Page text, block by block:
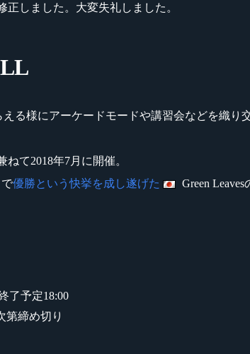
しました。大変失礼しました。
る様にアーケードモードや講習会などを織り
ねて2018年7月に開催。
で優勝という快挙を成し遂げた Green
了予定18:00
第締め切り